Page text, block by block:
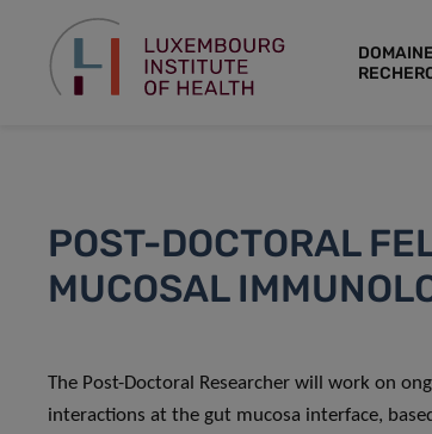
POST-DOCTORAL
MUCOSAL
The Post-Doctoral Researcher will work on
interactions at the gut mucosa interface,